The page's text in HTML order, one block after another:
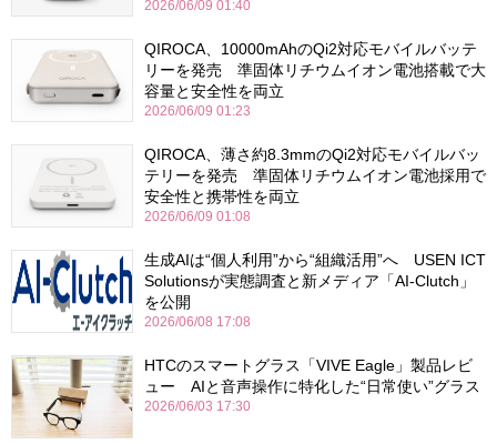
2026/06/09 01:40
QIROCA、10000mAhのQi2対応モバイルバッテ
リーを発売 準固体リチウムイオン電池搭載で大
容量と安全性を両立
2026/06/09 01:23
QIROCA、薄さ約8.3mmのQi2対応モバイルバッ
テリーを発売 準固体リチウムイオン電池採用で
安全性と携帯性を両立
2026/06/09 01:08
生成AIは“個人利用”から“組織活用”へ USEN ICT
Solutionsが実態調査と新メディア「AI-Clutch」
を公開
2026/06/08 17:08
HTCのスマートグラス「VIVE Eagle」製品レビ
ュー AIと音声操作に特化した“日常使い”グラス
2026/06/03 17:30